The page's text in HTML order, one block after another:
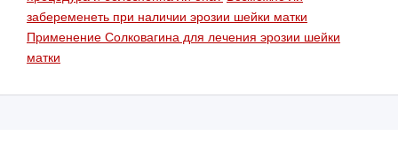
забеременеть при наличии эрозии шейки матки
Применение Солковагина для лечения эрозии шейки
матки